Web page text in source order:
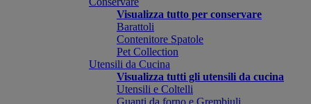
Visualizza tutto per conservare
Barattoli
Contenitore Spatole
Pet Collection
Utensili da Cucina
Visualizza tutti gli utensili da cucina
Utensili e Coltelli
Guanti da forno e Grembiuli